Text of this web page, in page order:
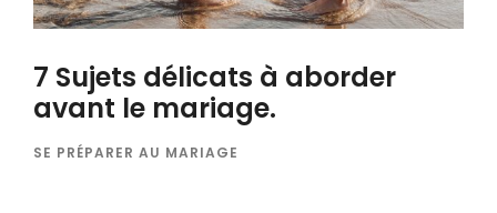
7 Sujets délicats à aborder
avant le mariage.
SE PRÉPARER AU MARIAGE